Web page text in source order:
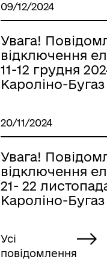
09/12/2024
Увага!
відключення
11-12 грудня
Кароліно-Бугаз
20/11/2024
Увага!
відключення
21- 22
Кароліно-Бугаз
Усі
повідомлення